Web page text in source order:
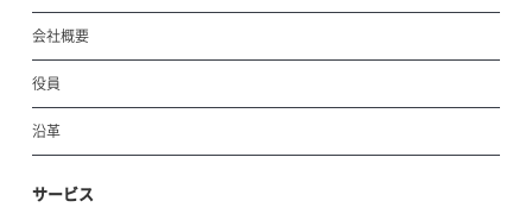
会社概要
役員
沿革
サービス